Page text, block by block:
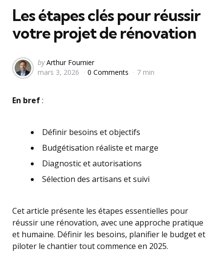
Les étapes clés pour réussir
votre projet de rénovation
Posted
by
by Arthur Fournier
mars 3, 2026
0 Comments 7 min
En bref:
Définir besoins et objectifs
Budgétisation réaliste et marge
Diagnostic et autorisations
Sélection des artisans et suivi
Cet article présente les étapes essentielles pour
réussir une rénovation, avec une approche pratique
et humaine. Définir les besoins, planifier le budget et
piloter le chantier tout commence en 2025.